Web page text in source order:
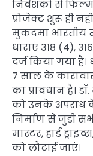
निवेशकों से
प्रोजेक्ट शुरू ही
मुकदमा भारतीय
धाराएं 318 (4),
दर्ज किया गया
7 साल के
का प्रावधान है।
को उनके अपराध
निर्माण से जुड़ी
मास्टर, हार्ड
को लौटाई जाएं।